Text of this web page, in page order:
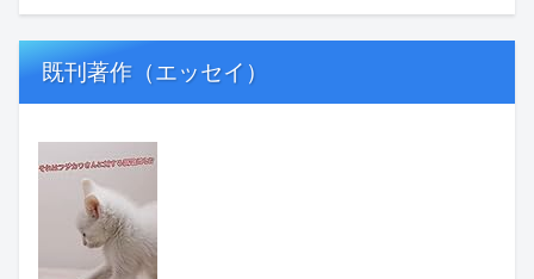
既刊著作（エッセイ）